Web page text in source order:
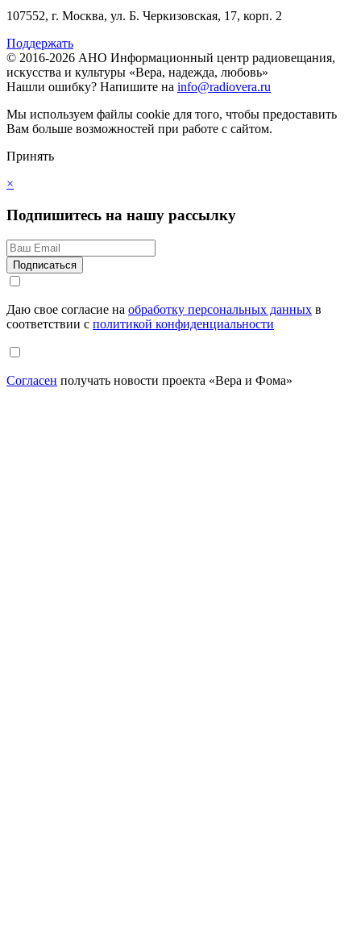
107552, г. Москва, ул. Б. Черкизовская, 17, корп. 2
Поддержать
© 2016-2026 АНО Информационный центр радиовещания,
искусства и культуры «Вера, надежда, любовь»
Нашли ошибку? Напишите на info@radiovera.ru
Мы используем файлы cookie для того, чтобы предоставить
Вам больше возможностей при работе с сайтом.
Принять
×
Подпишитесь на нашу рассылку
Даю свое согласие на обработку персональных данных в
соответствии с политикой конфиденциальности
Согласен получать новости проекта «Вера и Фома»